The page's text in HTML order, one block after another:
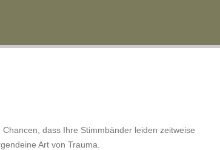
dass Ihre Stimmbänder leiden zeitweise
Art von Trauma.